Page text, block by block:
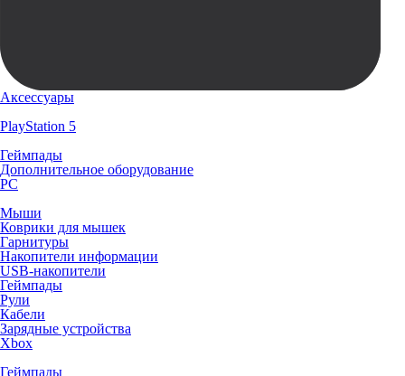
Аксессуары
PlayStation 5
Геймпады
Дополнительное оборудование
PC
Мыши
Коврики для мышек
Гарнитуры
Накопители информации
USB-накопители
Геймпады
Рули
Кабели
Зарядные устройства
Xbox
Геймпады